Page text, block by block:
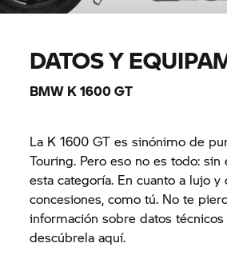
DATOS Y
BMW K 1600 GT
La K 1600 GT es sinónimo de
Touring. Pero eso no es todo:
esta categoría. En cuanto a lujo y
concesiones, como tú. No te
información sobre datos
descúbrela aquí.